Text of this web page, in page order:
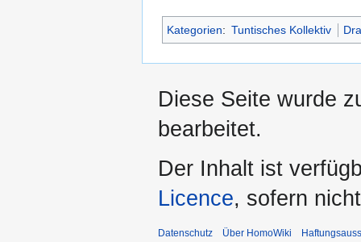
Kategorien: Tuntisches Kollektiv
Diese Seite wurde
bearbeitet.
Der Inhalt ist
Licence, sofern
Datenschutz Über HomoWiki